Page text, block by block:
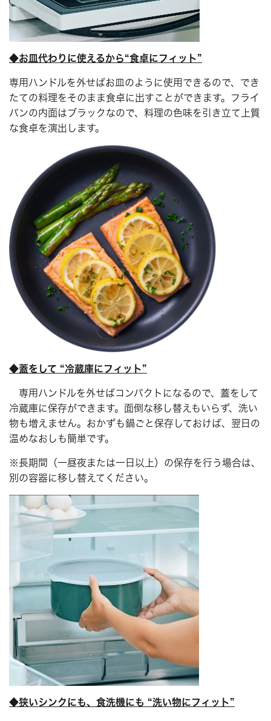
◆お皿代わりに使えるから“食卓にフィット”
専用ハンドルを外せばお皿のように使用できるので、でき
たての料理をそのまま食卓に出すことができます。フライ
パンの内面はブラックなので、料理の色味を引き立て上質
な食卓を演出します。
◆蓋をして “冷蔵庫にフィット”
専用ハンドルを外せばコンパクトになるので、蓋をして
冷蔵庫に保存ができます。面倒な移し替えもいらず、洗い
物も増えません。おかずも鍋ごと保存しておけば、翌日の
温めなおしも簡単です。
※長期間（一昼夜または一日以上）の保存を行う場合は、
別の容器に移し替えてください。
◆狭いシンクにも、食洗機にも “洗い物にフィット”